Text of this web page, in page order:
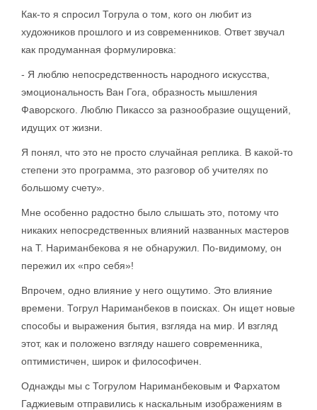
Как-то я спросил Тогрула о том, кого он любит из
художников прошлого и из современников. Ответ звучал
как продуманная формулировка:
- Я люблю непосредственность народного искусства,
эмоциональность Ван Гога, образность мышления
Фаворского. Люблю Пикассо за разнообразие ощущений,
идущих от жизни.
Я понял, что это не просто случайная реплика. В какой-то
степени это программа, это разговор об учителях по
большому счету».
Мне особенно радостно было слышать это, потому что
никаких непосредственных влияний названных мастеров
на Т. Нариманбекова я не обнаружил. По-видимому, он
пережил их «про себя»!
Впрочем, одно влияние у него ощутимо. Это влияние
времени. Тогрул Нариманбеков в поисках. Он ищет новые
способы и выражения бытия, взгляда на мир. И взгляд
этот, как и положено взгляду нашего современника,
оптимистичен, широк и философичен.
Однажды мы с Тогрулом Нариманбековым и Фархатом
Гаджиевым отправились к наскальным изображениям в